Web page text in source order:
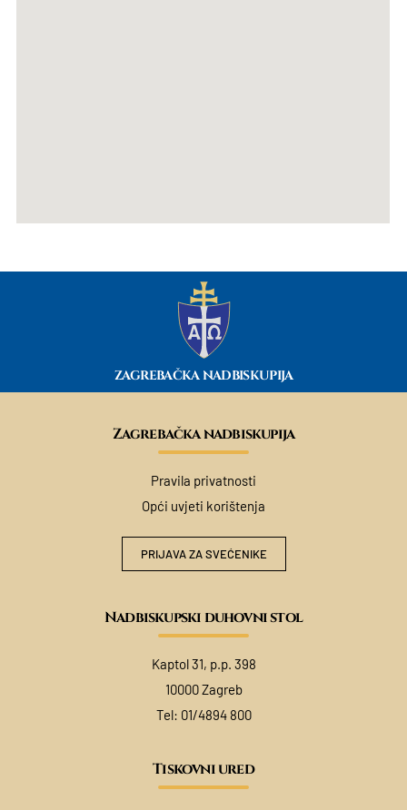
ZAGREBAČKA NADBISKUPIJA
Zagrebačka nadbiskupija
Pravila privatnosti
Opći uvjeti korištenja
PRIJAVA ZA SVEĆENIKE
Nadbiskupski duhovni stol
Kaptol 31, p.p. 398
10000 Zagreb
Tel: 01/4894 800
Tiskovni ured